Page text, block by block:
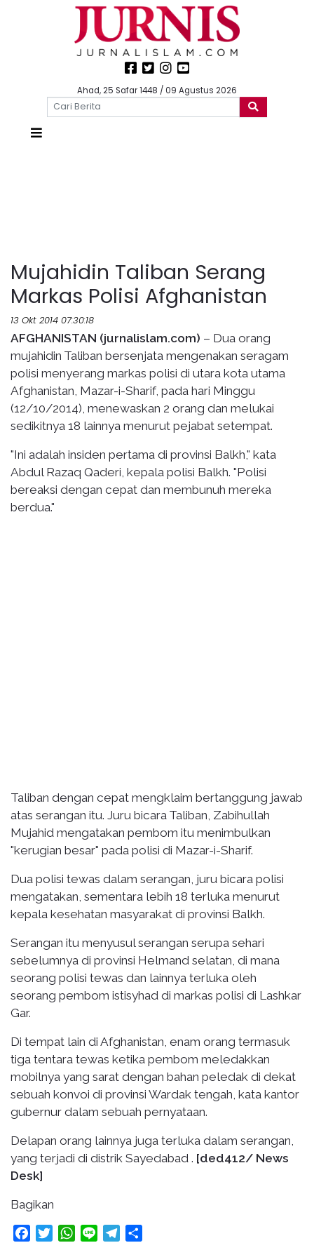
Ahad, 25 Safar 1448 / 09 Agustus 2026
Mujahidin Taliban Serang
Markas Polisi Afghanistan
13 Okt 2014 07:30:18
AFGHANISTAN (jurnalislam.com) – Dua orang
mujahidin Taliban bersenjata mengenakan seragam
polisi menyerang markas polisi di utara kota utama
Afghanistan, Mazar-i-Sharif, pada hari Minggu
(12/10/2014), menewaskan 2 orang dan melukai
sedikitnya 18 lainnya menurut pejabat setempat.
"Ini adalah insiden pertama di provinsi Balkh," kata
Abdul Razaq Qaderi, kepala polisi Balkh. "Polisi
bereaksi dengan cepat dan membunuh mereka
berdua."
Taliban dengan cepat mengklaim bertanggung jawab
atas serangan itu. Juru bicara Taliban, Zabihullah
Mujahid mengatakan pembom itu menimbulkan
"kerugian besar" pada polisi di Mazar-i-Sharif.
Dua polisi tewas dalam serangan, juru bicara polisi
mengatakan, sementara lebih 18 terluka menurut
kepala kesehatan masyarakat di provinsi Balkh.
Serangan itu menyusul serangan serupa sehari
sebelumnya di provinsi Helmand selatan, di mana
seorang polisi tewas dan lainnya terluka oleh
seorang pembom istisyhad di markas polisi di Lashkar
Gar.
Di tempat lain di Afghanistan, enam orang termasuk
tiga tentara tewas ketika pembom meledakkan
mobilnya yang sarat dengan bahan peledak di dekat
sebuah konvoi di provinsi Wardak tengah, kata kantor
gubernur dalam sebuah pernyataan.
Delapan orang lainnya juga terluka dalam serangan,
yang terjadi di distrik Sayedabad . [ded412/ News
Desk]
Bagikan
FacebookTwitterWhatsApp
Line Telegram